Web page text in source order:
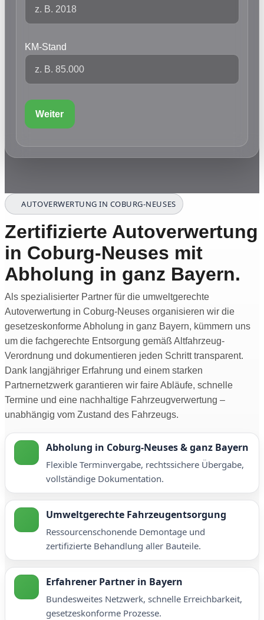
KM-Stand
Weiter
AUTOVERWERTUNG IN COBURG-NEUSES
Zertifizierte Autoverwertung
in Coburg-Neuses mit
Abholung in ganz Bayern.
Als spezialisierter Partner für die umweltgerechte
Autoverwertung in Coburg-Neuses organisieren wir die
gesetzeskonforme Abholung in ganz Bayern, kümmern uns
um die fachgerechte Entsorgung gemäß Altfahrzeug-
Verordnung und dokumentieren jeden Schritt transparent.
Dank langjähriger Erfahrung und einem starken
Partnernetzwerk garantieren wir faire Abläufe, schnelle
Termine und eine nachhaltige Fahrzeugverwertung –
unabhängig vom Zustand des Fahrzeugs.
Abholung in Coburg-Neuses & ganz Bayern
Flexible Terminvergabe, rechtssichere Übergabe,
vollständige Dokumentation.
Umweltgerechte Fahrzeugentsorgung
Ressourcenschonende Demontage und
zertifizierte Behandlung aller Bauteile.
Erfahrener Partner in Bayern
Bundesweites Netzwerk, schnelle Erreichbarkeit,
gesetzeskonforme Prozesse.